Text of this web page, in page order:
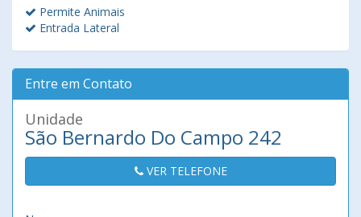
Permite Animais
Entrada Lateral
Entre em Contato
Unidade
São Bernardo Do Campo 242
VER TELEFONE